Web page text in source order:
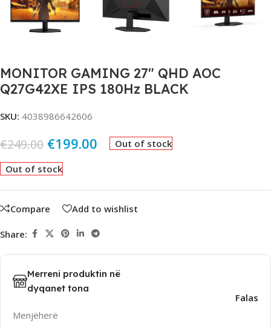
MONITOR GAMING 27″ QHD AOC
Q27G42XE IPS 180Hz BLACK
SKU: 4038986642606
€249.00 €199.00 Out of stock
Out of stock
Compare Add to wishlist
Share:
Merreni produktin në
dyqanet tona
Menjëherë
Falas